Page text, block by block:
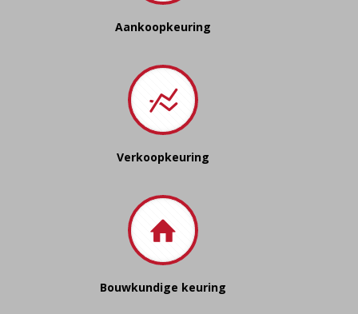
Aankoopkeuring
Verkoopkeuring
Bouwkundige keuring